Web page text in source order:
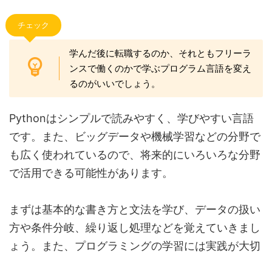
チェック
学んだ後に転職するのか、それともフリーラ
ンスで働くのかで学ぶプログラム言語を変え
るのがいいでしょう。
Pythonはシンプルで読みやすく、学びやすい言語
です。また、ビッグデータや機械学習などの分野で
も広く使われているので、将来的にいろいろな分野
で活用できる可能性があります。
まずは基本的な書き方と文法を学び、データの扱い
方や条件分岐、繰り返し処理などを覚えていきまし
ょう。また、プログラミングの学習には実践が大切